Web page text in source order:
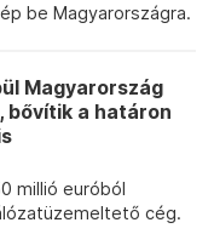
be Magyarországra.
Magyarország
bővítik a határon
millió euróból
cég.